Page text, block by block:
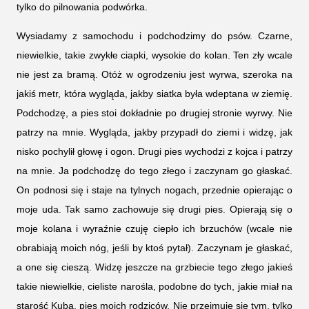
tylko do pilnowania podwórka.
Wysiadamy z samochodu i podchodzimy do psów. Czarne,
niewielkie, takie zwykłe ciapki, wysokie do kolan. Ten zły wcale
nie jest za bramą. Otóż w ogrodzeniu jest wyrwa, szeroka na
jakiś metr, która wygląda, jakby siatka była wdeptana w ziemię.
Podchodzę, a pies stoi dokładnie po drugiej stronie wyrwy. Nie
patrzy na mnie. Wygląda, jakby przypadł do ziemi i widzę, jak
nisko pochylił głowę i ogon. Drugi pies wychodzi z kojca i patrzy
na mnie. Ja podchodzę do tego złego i zaczynam go głaskać.
On podnosi się i staje na tylnych nogach, przednie opierając o
moje uda. Tak samo zachowuje się drugi pies. Opierają się o
moje kolana i wyraźnie czuję ciepło ich brzuchów (wcale nie
obrabiają moich nóg, jeśli by ktoś pytał). Zaczynam je głaskać,
a one się cieszą. Widzę jeszcze na grzbiecie tego złego jakieś
takie niewielkie, cieliste narośla, podobne do tych, jakie miał na
starość Kuba, pies moich rodziców. Nie przejmuję się tym, tylko